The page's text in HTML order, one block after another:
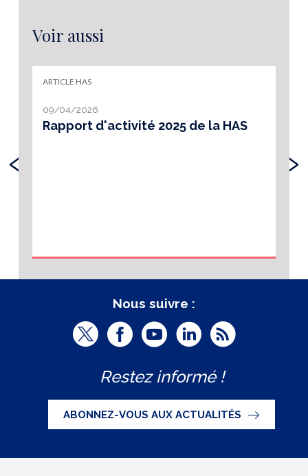
Voir aussi
ARTICLE HAS
09/04/2026
Rapport d'activité 2025 de la HAS
‹ ›
Nous suivre :
T
i
t
t
e
F
c
e
b
o
Y
u
t
u
b
L
n
k
e
d
R
Restez informé !
ABONNEZ-VOUS AUX ACTUALITÉS